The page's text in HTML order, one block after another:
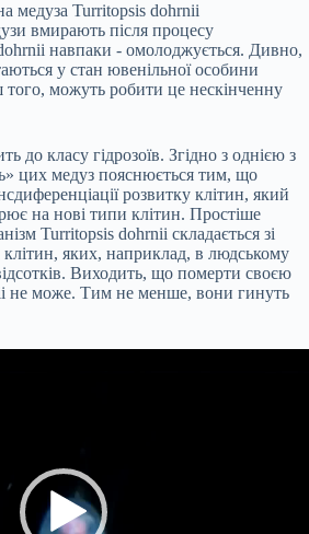
медуза Turritopsis dohrnii
вмирають після процесу
навпаки - омолоджується. Дивно,
у стан ювенільної особини
того, можуть робити це нескінченну
до класу гідрозоїв. Згідно з однією з
цих медуз пояснюється тим, що
розвитку клітин, який
на нові типи клітин. Простіше
Turritopsis dohrnii складається зі
клітин, яких, наприклад, в людському
Виходить, що померти своєю
не може. Тим не менше, вони гинуть